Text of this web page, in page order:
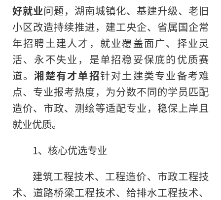
好就业问题，湖南城镇化、基建升级、老旧
小区改造持续推进，建工央企、省属国企常
年招聘土建人才，就业覆盖面广、择业灵
活、永不失业，是单招稳妥保底的优质赛
道。湘楚有才单招针对土建类专业备考难
点、专业报考热度，为分数不同的学员匹配
造价、市政、测绘等适配专业，稳保上岸且
就业优质。
1、核心优选专业
建筑工程技术、工程造价、市政工程技
术、道路桥梁工程技术、给排水工程技术、